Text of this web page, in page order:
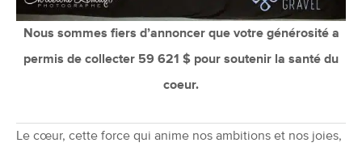
Nous sommes fiers d’annoncer que votre générosité a
permis de collecter 59 621 $ pour soutenir la santé du
coeur.
Le cœur, cette force qui anime nos ambitions et nos joies,